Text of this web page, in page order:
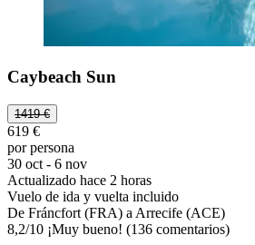
Caybeach Sun
1419 €
619 €
por persona
30 oct - 6 nov
Actualizado hace 2 horas
Vuelo de ida y vuelta incluido
De Fráncfort (FRA) a Arrecife (ACE)
8,2/10 ¡Muy bueno! (136 comentarios)